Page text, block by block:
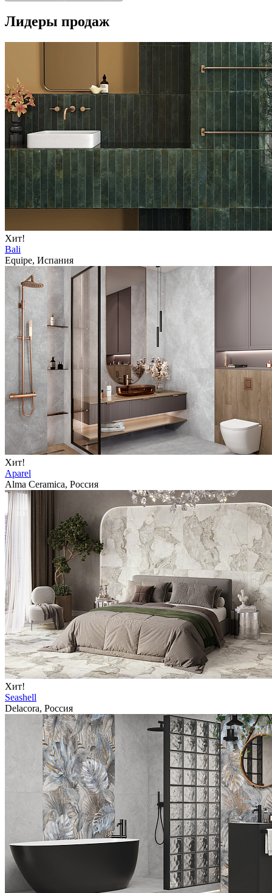
Лидеры продаж
Хит!
Bali
Equipe, Испания
Хит!
Aparel
Alma Ceramica, Россия
Хит!
Seashell
Delacora, Россия